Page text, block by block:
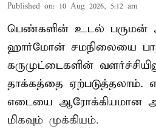
Published on: 10 Aug 2026, 5:12 am
பெண்களின் உடல் பருமன்
ஹார்மோன் சமநிலையை
கருமுட்டைகளின்
தாக்கத்தை
எடையை ஆரோக்கியமான
மிகவும் முக்கியம்.